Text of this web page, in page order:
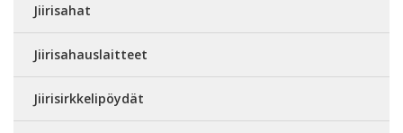
Jiirisahat
Jiirisahauslaitteet
Jiirisirkkelipöydät